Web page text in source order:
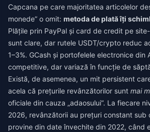
Capcana pe care majoritatea articolelor
monede” o omit: metoda de plată îți
Plățile prin PayPal și card de credit pe
sunt clare, dar rutele USDT/crypto reduc
1–3%. GCash și portofelele electronice din
competitive, dar variază în funcție de
Există, de asemenea, un mit persistent
acela că prețurile revânzătorilor sunt mai
oficiale din cauza „adaosului”. La fiecare
2026, revânzătorii au prețuri constant sub
provine din date învechite din 2022, când